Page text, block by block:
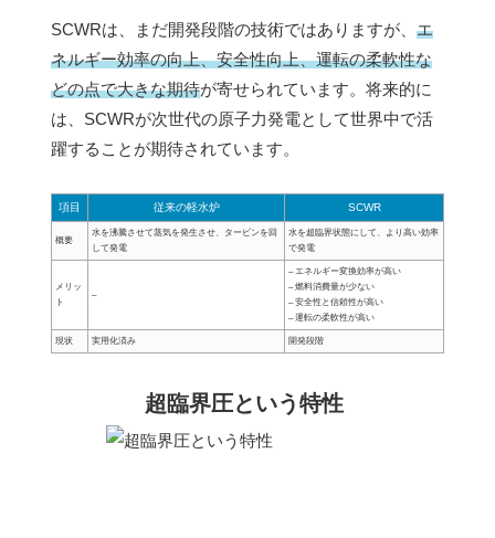
SCWRは、まだ開発段階の技術ではありますが、 エ
ネルギー効率の向上、安全性向上、運転の柔軟性な
どの点で大きな期待が寄せられています。将来的に
は、SCWRが次世代の原子力発電として世界中で活
躍することが期待されています。
項目 従来の軽水炉 SCWR
概要
水を沸騰させて蒸気を発生させ、タービンを回
して発電
水を超臨界状態にして、より高い効率
で発電
メリッ
ト
–
– エネルギー変換効率が高い
– 燃料消費量が少ない
– 安全性と信頼性が高い
– 運転の柔軟性が高い
現状 実用化済み 開発段階
超臨界圧という特性